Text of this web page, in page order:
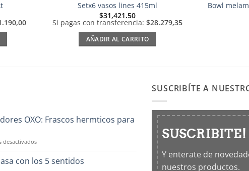
Setx6 vasos lines 415ml
$31,421.50
Si pagas con transferencia: $28.279,35
AÑADIR AL CARRITO
Bowl
OXO: Frascos hermticos para
desactivadosen
OXO:
Frascos
con los 5 sentidos
SUSCRIBÍTE A
SUSCRIBITE!
Y enterate de
nuestros productos.